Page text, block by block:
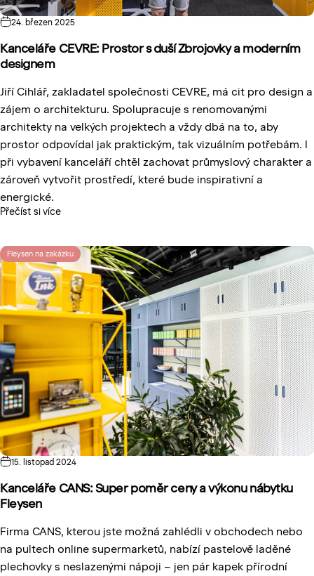
24. březen 2025
Kanceláře CEVRE: Prostor s duší Zbrojovky a moderním
designem
Jiří Cihlář, zakladatel společnosti CEVRE, má cit pro design a
zájem o architekturu. Spolupracuje s renomovanými
architekty na velkých projektech a vždy dbá na to, aby
prostor odpovídal jak praktickým, tak vizuálním potřebám. I
při vybavení kanceláří chtěl zachovat průmyslový charakter a
zároveň vytvořit prostředí, které bude inspirativní a
energické.
Přečíst si více
Fleysen na zakázku
15. listopad 2024
Kanceláře CANS: Super poměr ceny a výkonu nábytku
Fleysen
Firma CANS, kterou jste možná zahlédli v obchodech nebo
na pultech online supermarketů, nabízí pastelově laděné
plechovky s neslazenými nápoji – jen pár kapek přírodní